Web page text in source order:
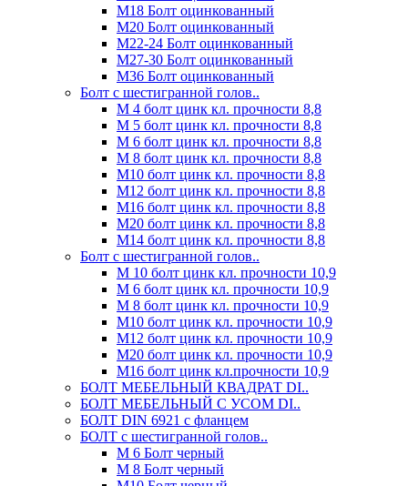
М18 Болт оцинкованный
М20 Болт оцинкованный
М22-24 Болт оцинкованный
М27-30 Болт оцинкованный
М36 Болт оцинкованный
Болт с шестигранной голов..
М 4 болт цинк кл. прочности 8,8
М 5 болт цинк кл. прочности 8,8
М 6 болт цинк кл. прочности 8,8
М 8 болт цинк кл. прочности 8,8
М10 болт цинк кл. прочности 8,8
М12 болт цинк кл. прочности 8,8
М16 болт цинк кл. прочности 8,8
М20 болт цинк кл. прочности 8,8
М14 болт цинк кл. прочности 8,8
Болт с шестигранной голов..
М 10 болт цинк кл. прочности 10,9
М 6 болт цинк кл. прочности 10,9
М 8 болт цинк кл. прочности 10,9
М10 болт цинк кл. прочности 10,9
М12 болт цинк кл. прочности 10,9
М20 болт цинк кл. прочности 10,9
М16 болт цинк кл.прочности 10,9
БОЛТ МЕБЕЛЬНЫЙ КВАДРАТ DI..
БОЛТ МЕБЕЛЬНЫЙ С УСОМ DI..
БОЛТ DIN 6921 c фланцем
БОЛТ с шестигранной голов..
М 6 Болт черный
М 8 Болт черный